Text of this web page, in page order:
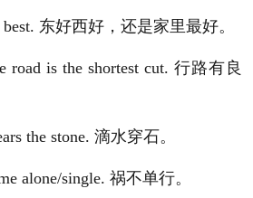
best. 东好西好，还是家里最好。
road is the shortest cut. 行路有良
the stone. 滴水穿石。
alone/single. 祸不单行。